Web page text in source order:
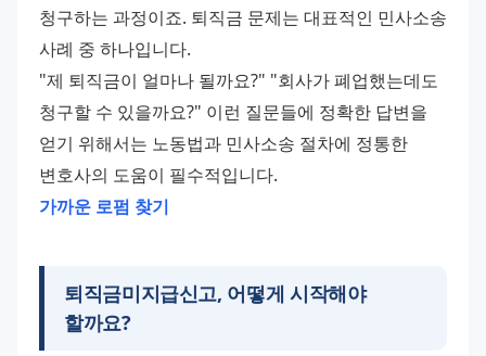
청구하는 과정이죠. 퇴직금 문제는 대표적인 민사소송
사례 중 하나입니다.
"제 퇴직금이 얼마나 될까요?" "회사가 폐업했는데도
청구할 수 있을까요?" 이런 질문들에 정확한 답변을
얻기 위해서는 노동법과 민사소송 절차에 정통한
변호사의 도움이 필수적입니다.
가까운 로펌 찾기
퇴직금미지급신고, 어떻게 시작해야
할까요?